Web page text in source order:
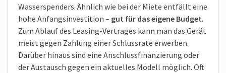
Wasserspenders. Ähnlich wie bei der Miete entfällt eine
hohe Anfangsinvestition – gut für das eigene Budget.
Zum Ablauf des Leasing-Vertrages kann man das Gerät
meist gegen Zahlung einer Schlussrate erwerben.
Darüber hinaus sind eine Anschluss­finanzierung oder
der Austausch gegen ein aktuelles Modell möglich. Oft